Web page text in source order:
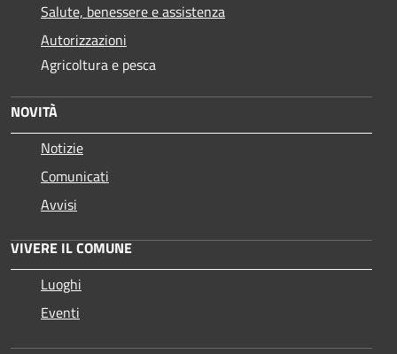
Salute, benessere e assistenza
Autorizzazioni
Agricoltura e pesca
NOVITÀ
Notizie
Comunicati
Avvisi
VIVERE IL COMUNE
Luoghi
Eventi